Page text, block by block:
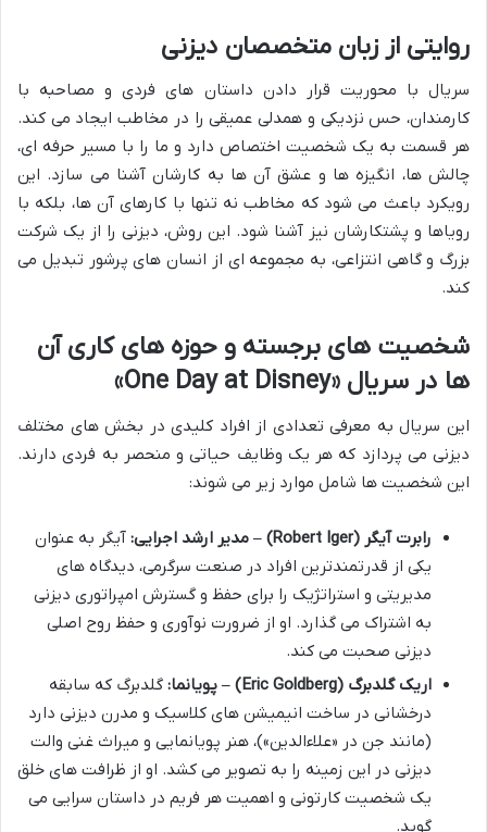
روایتی از زبان متخصصان دیزنی
سریال با محوریت قرار دادن داستان های فردی و مصاحبه با
کارمندان، حس نزدیکی و همدلی عمیقی را در مخاطب ایجاد می کند.
هر قسمت به یک شخصیت اختصاص دارد و ما را با مسیر حرفه ای،
چالش ها، انگیزه ها و عشق آن ها به کارشان آشنا می سازد. این
رویکرد باعث می شود که مخاطب نه تنها با کارهای آن ها، بلکه با
رویاها و پشتکارشان نیز آشنا شود. این روش، دیزنی را از یک شرکت
بزرگ و گاهی انتزاعی، به مجموعه ای از انسان های پرشور تبدیل می
کند.
شخصیت های برجسته و حوزه های کاری آن
ها در سریال «One Day at Disney»
این سریال به معرفی تعدادی از افراد کلیدی در بخش های مختلف
دیزنی می پردازد که هر یک وظایف حیاتی و منحصر به فردی دارند.
این شخصیت ها شامل موارد زیر می شوند:
رابرت آیگر (Robert Iger) – مدیر ارشد اجرایی:
آیگر به عنوان
یکی از قدرتمندترین افراد در صنعت سرگرمی، دیدگاه های
مدیریتی و استراتژیک را برای حفظ و گسترش امپراتوری دیزنی
به اشتراک می گذارد. او از ضرورت نوآوری و حفظ روح اصلی
دیزنی صحبت می کند.
اریک گلدبرگ (Eric Goldberg) – پویانما:
گلدبرگ که سابقه
درخشانی در ساخت انیمیشن های کلاسیک و مدرن دیزنی دارد
(مانند جن در «علاءالدین»)، هنر پویانمایی و میراث غنی والت
دیزنی در این زمینه را به تصویر می کشد. او از ظرافت های خلق
یک شخصیت کارتونی و اهمیت هر فریم در داستان سرایی می
گوید.